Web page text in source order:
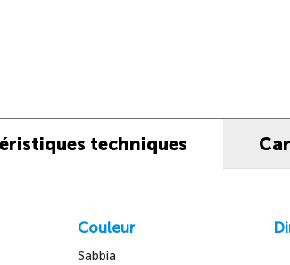
techniques
Couleur
Sabbia